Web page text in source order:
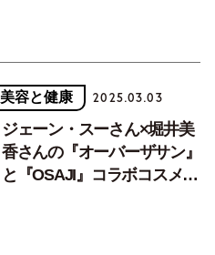
美容と健康 2025.03.03
ジェーン・スーさん×堀井美
香さんの『オーバーザサン』
と『OSAJI』コラボコスメが